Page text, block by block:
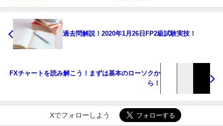
過去問解説！2020年1月26日FP2級試験実技！
FXチャートを読み解こう！まずは基本のローソクか
ら！
Xでフォローしよう